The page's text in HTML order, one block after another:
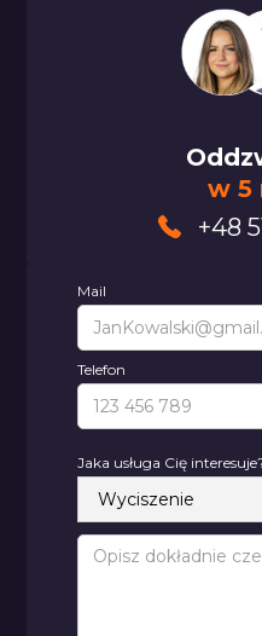
w 5
+48
Mail
Telefon
Jaka usługa Cię